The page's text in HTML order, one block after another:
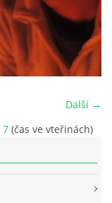
Další →
7 (čas ve vteřinách)